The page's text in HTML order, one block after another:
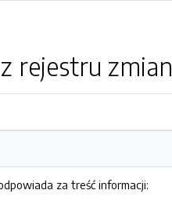
rejestru zmian
za treść informacji: